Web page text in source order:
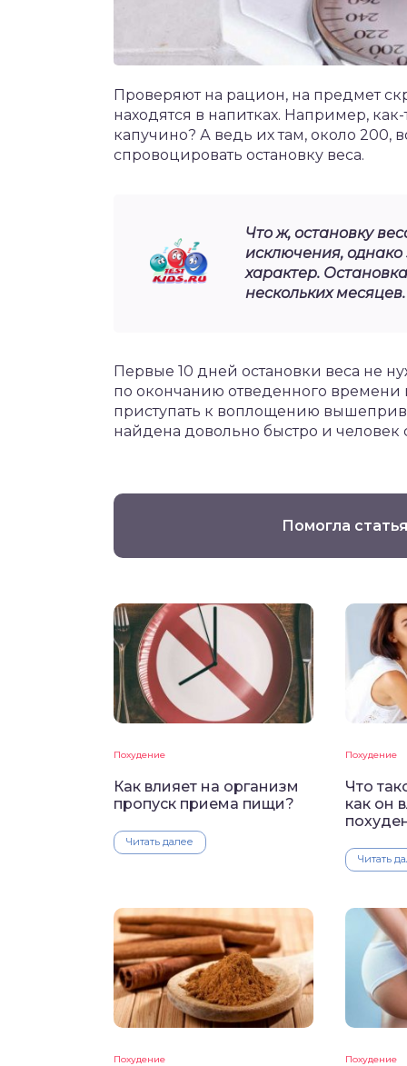
Проверяют на рацион, на предмет
находятся в напитках. Например,
капучино? А ведь их там, около 200,
спровоцировать остановку веса.
Что ж, остановку
исключения,
характер.
нескольких месяцев.
Первые 10 дней остановки веса не
по окончанию отведенного
приступать к воплощению
найдена довольно быстро и
Помогла
Похудение
Как влияет на организм
пропуск приема пищи?
Читать далее
Похудение
Что
как он
Читать
Похудение Похудение